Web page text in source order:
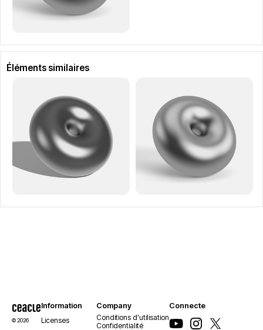
Éléments similaires
© 2026
Information
Licenses
Company
Conditions d'utilisation
Confidentialité
Connecte